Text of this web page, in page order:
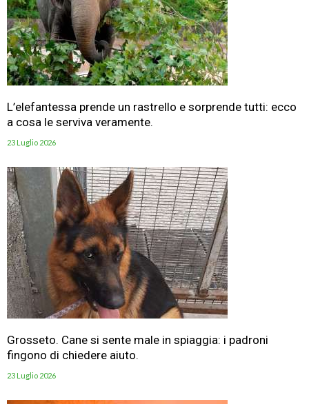
L’elefantessa prende un rastrello e sorprende tutti: ecco
a cosa le serviva veramente.
23 Luglio 2026
Grosseto. Cane si sente male in spiaggia: i padroni
fingono di chiedere aiuto.
23 Luglio 2026